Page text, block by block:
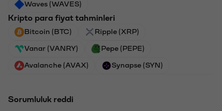
Waves (WAVES)
Kripto para fiyat tahminleri
Bitcoin (BTC) Ripple (XRP)
Vanar (VANRY) Pepe (PEPE)
Avalanche (AVAX) Synapse (SYN)
Sorumluluk reddi